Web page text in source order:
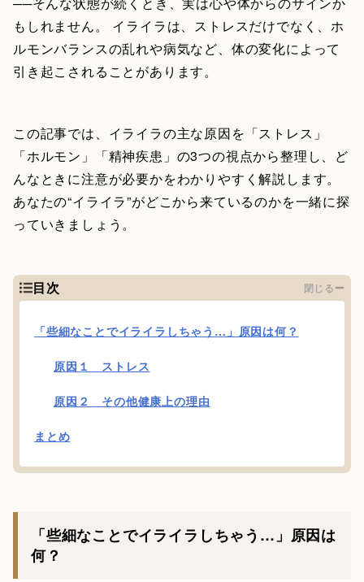
もしれません。 イライラは、ストレスだけでなく、ホ
ルモンバランスの乱れや病気など、体の変化によって
引き起こされることがあります。
この記事では、イライラの主な原因を「ストレス」
「ホルモン」「精神疾患」の3つの視点から整理し、ど
んなときに注意が必要かをわかりやすく解説します。
あなたの“イライラ”がどこから来ているのかを一緒に探
っていきましょう。
目次 閉じる
「些細なことでイライラしちゃう…」原因は何？
原因１ ストレス
原因２ その他健康上の理由
まとめ
「些細なことでイライラしちゃう…」原因は
何？